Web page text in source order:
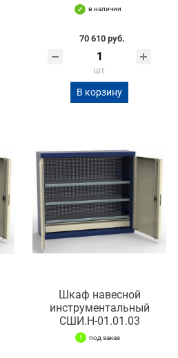
в наличии
70 610 руб.
шт
В корзину
Шкаф навесной
инструментальный
СШИ.Н-01.01.03
под заказ